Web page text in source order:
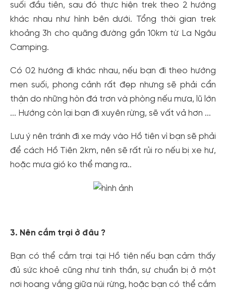
suối đầu tiên, sau đó thực hiện trek theo 2 hướng
khác nhau như hình bên dưới. Tổng thời gian trek
khoảng 3h cho quãng đường gần 10km từ La Ngâu
Camping.
Có 02 hướng đi khác nhau, nếu bạn đi theo hướng
men suối, phong cảnh rất đẹp nhưng sẽ phải cẩn
thận do những hòn đá trơn và phòng nếu mưa, lũ lớn
... Hướng còn lại bạn đi xuyên rừng, sẽ vất vả hơn ...
Lưu ý nên tránh đi xe máy vào Hồ tiên vì bạn sẽ phải
để cách Hồ Tiên 2km, nên sẽ rất rủi ro nếu bị xe hư,
hoặc mưa gió ko thể mang ra..
3. Nên cắm trại ở đâu ?
Bạn có thể cắm trại tại Hồ tiên nếu bạn cảm thấy
đủ sức khoẻ cũng như tinh thần, sự chuẩn bị ở một
nơi hoang vắng giữa núi rừng, hoặc bạn có thể cắm